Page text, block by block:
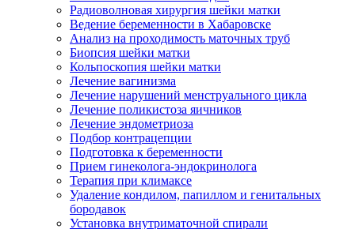
Радиоволновая хирургия шейки матки
Ведение беременности в Хабаровске
Анализ на проходимость маточных труб
Биопсия шейки матки
Кольпоскопия шейки матки
Лечение вагинизма
Лечение нарушений менструального цикла
Лечение поликистоза яичников
Лечение эндометриоза
Подбор контрацепции
Подготовка к беременности
Прием гинеколога-эндокринолога
Терапия при климаксе
Удаление кондилом, папиллом и генитальных
бородавок
Установка внутриматочной спирали